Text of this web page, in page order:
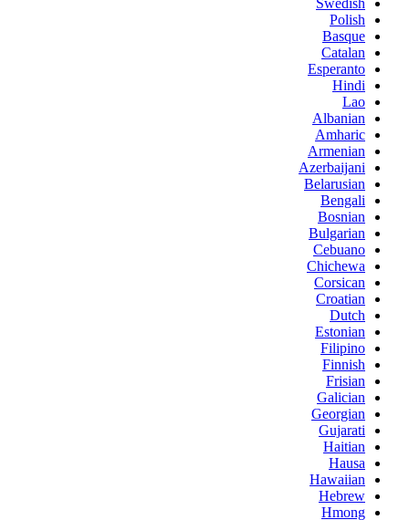
Polish
Basque
Catalan
Esperanto
Hindi
Lao
Albanian
Amharic
Armenian
Azerbaijani
Belarusian
Bengali
Bosnian
Bulgarian
Cebuano
Chichewa
Corsican
Croatian
Dutch
Estonian
Filipino
Finnish
Frisian
Galician
Georgian
Gujarati
Haitian
Hausa
Hawaiian
Hebrew
Hmong